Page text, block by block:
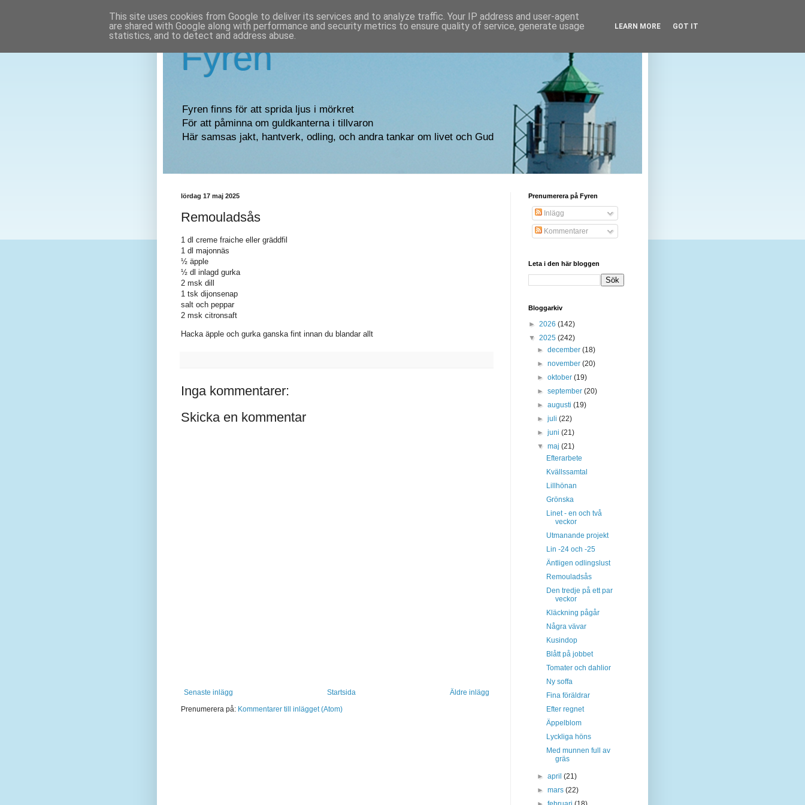
Fyren
Fyren finns för att sprida ljus i mörkret
För att påminna om guldkanterna i tillvaron
Här samsas jakt, hantverk, odling, och andra tankar om livet och Gud
lördag 17 maj 2025
Remouladsås
1 dl creme fraiche eller gräddfil
1 dl majonnäs
½ äpple
½ dl inlagd gurka
2 msk dill
1 tsk dijonsenap
salt och peppar
2 msk citronsaft
Hacka äpple och gurka ganska fint innan du blandar allt
Inga kommentarer:
Skicka en kommentar
Senaste inlägg Äldre inlägg
Startsida
Prenumerera på: Kommentarer till inlägget (Atom)
Prenumerera på Fyren
Inlägg
Kommentarer
Leta i den här bloggen
Bloggarkiv
► 2026 (142)
▼ 2025 (242)
►december(18)
►november(20)
►oktober(19)
►september(20)
►augusti(19)
►juli(22)
►juni(21)
▼maj(21)
Efterarbete
Kvällssamtal
Lillhönan
Grönska
Linet - en och två
veckor
Utmanande projekt
Lin -24 och -25
Äntligen odlingslust
Remouladsås
Den tredje på ett par
veckor
Kläckning pågår
Några vävar
Kusindop
Blått på jobbet
Tomater och dahlior
Ny soffa
Fina föräldrar
Efter regnet
Äppelblom
Lyckliga höns
Med munnen full av
gräs
►april(21)
►mars(22)
This site uses cookies from Google to deliver its services and to analyze traffic. Your IP address and user-agent
are shared with Google along with performance and security metrics to ensure quality of service, generate usage
statistics, and to detect and address abuse.
LEARN MORE GOT IT